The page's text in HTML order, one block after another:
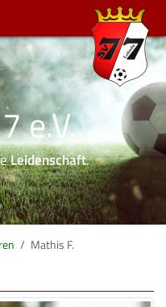
e.V.
Leidenschaft.
Mathis F.